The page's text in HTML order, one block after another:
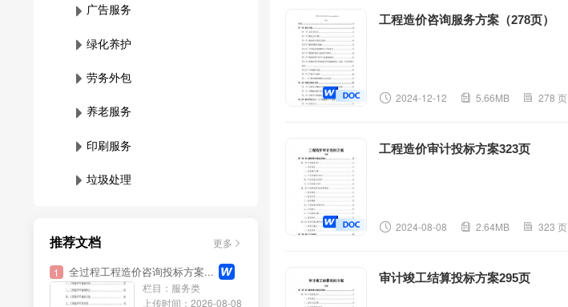
广告服务
绿化养护
劳务外包
养老服务
印刷服务
垃圾处理
影视制作
档案管理
推荐文档 更多
1 全过程工程造价咨询投标方案...
栏目：服务类
上传时间：2026-08-08
工程造价咨询服务方案（278页）
2024-12-12 5.66MB 278 页
工程造价审计投标方案323页
2024-08-08 2.64MB 323 页
审计竣工结算投标方案295页